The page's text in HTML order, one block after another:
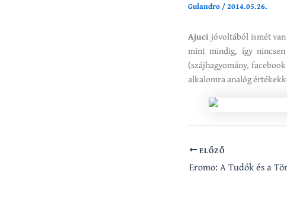
Gulandro/2014.05.26.
Ajucijóvoltából ismét
mint mindig, így
(szájhagyomány,
alkalomra analóg
ELŐZŐ
Eromo: A Tudók és a